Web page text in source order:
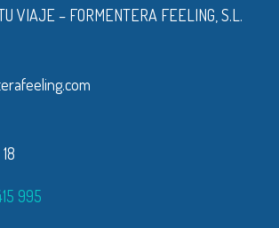
VIAJE – FORMENTERA FEELING, S.L.
995